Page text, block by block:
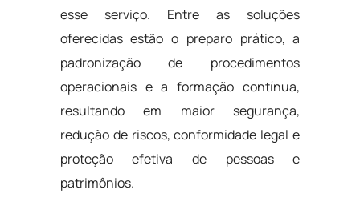
esse serviço. Entre as soluções
oferecidas estão o preparo prático, a
padronização de procedimentos
operacionais e a formação contínua,
resultando em maior segurança,
redução de riscos, conformidade legal e
proteção efetiva de pessoas e
patrimônios.